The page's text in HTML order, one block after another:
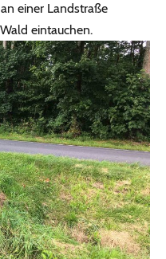
einer Landstraße
eintauchen.